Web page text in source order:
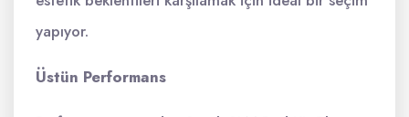
yapıyor.
Üstün Performans